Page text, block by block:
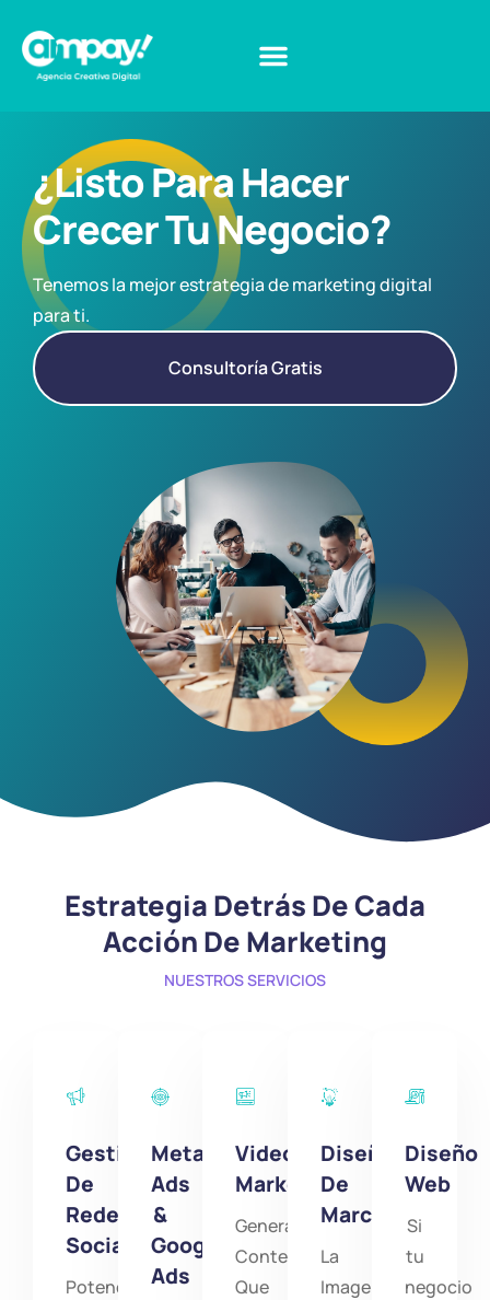
¿Listo Para Hacer
Crecer Tu Negocio?
Tenemos la mejor estrategia de marketing digital
para ti.
Consultoría Gratis
Estrategia Detrás De Cada
Acción De Marketing
NUESTROS SERVICIOS
Gestión
De
Redes
Sociales
Potencia
Meta
Ads
&
Google
Ads
Video
Marketing
Genera
Contenido
Que
Diseño
De
Marca
La
Imagen
Diseño
Web
Si
tu
negocio